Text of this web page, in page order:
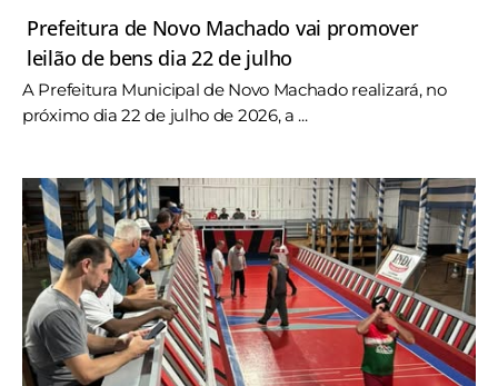
Prefeitura de Novo Machado vai promover
leilão de bens dia 22 de julho
A Prefeitura Municipal de Novo Machado realizará, no
próximo dia 22 de julho de 2026, a ...